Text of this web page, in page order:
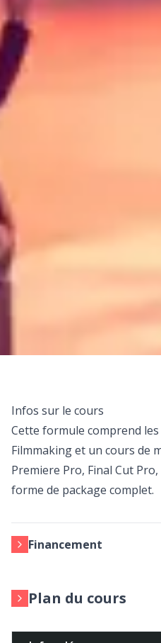
Infos sur le cours
Cette formule comprend
Filmmaking et un cours de
Premiere Pro, Final Cut
forme de package complet.
Financement
Plan du cours